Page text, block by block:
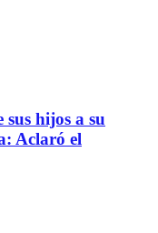
hijos a su
Aclaró el